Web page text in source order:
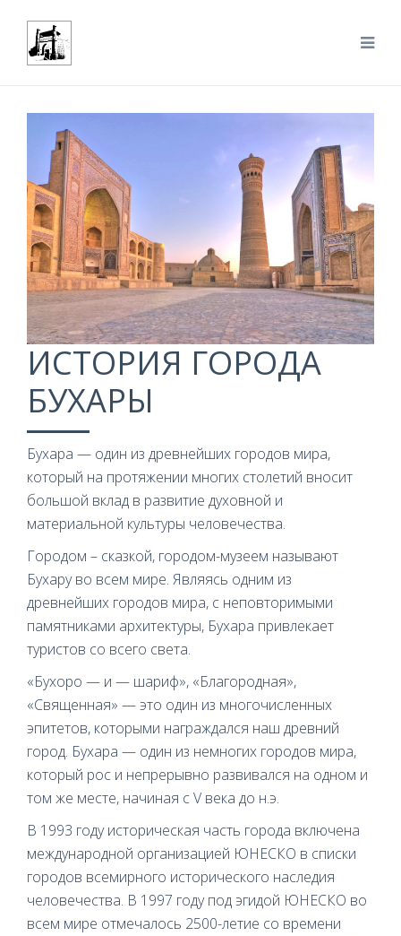
ИСТОРИЯ ГОРОДА
БУХАРЫ
Бухара — один из древнейших городов мира,
который на протяжении многих столетий вносит
большой вклад в развитие духовной и
материальной культуры человечества.
Городом – сказкой, городом-музеем называют
Бухару во всем мире. Являясь одним из
древнейших городов мира, с неповторимыми
памятниками архитектуры, Бухара привлекает
туристов со всего света.
«Бухоро — и — шариф», «Благородная»,
«Священная» — это один из многочисленных
эпитетов, которыми награждался наш древний
город. Бухара — один из немногих городов мира,
который рос и непрерывно развивался на одном и
том же месте, начиная с V века до н.э.
В 1993 году историческая часть города включена
международной организацией ЮНЕСКО в списки
городов всемирного исторического наследия
человечества. В 1997 году под эгидой ЮНЕСКО во
всем мире отмечалось 2500-летие со времени